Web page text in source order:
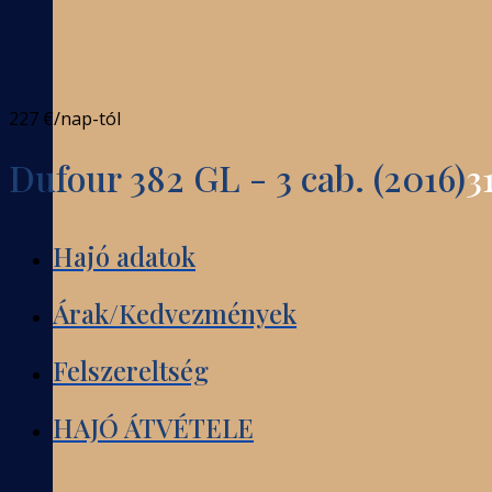
227 €/nap-tól
Dufour 382 GL - 3 cab. (2016)
Hajó adatok
Árak/Kedvezmények
Felszereltség
HAJÓ ÁTVÉTELE